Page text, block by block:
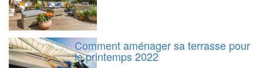
Comment aménager sa terrasse pour
le printemps 2022